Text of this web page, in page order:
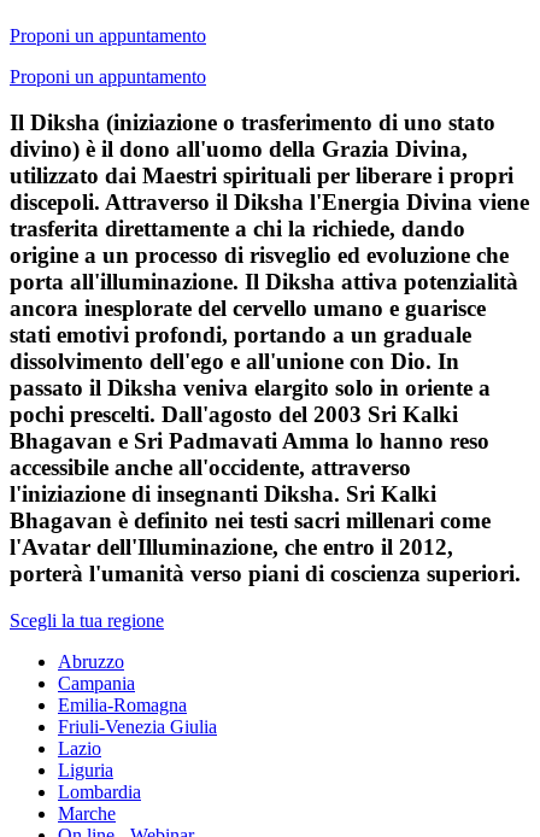
Proponi un appuntamento
Proponi un appuntamento
Il Diksha (iniziazione o trasferimento di uno stato
divino) è il dono all'uomo della Grazia Divina,
utilizzato dai Maestri spirituali per liberare i propri
discepoli. Attraverso il Diksha l'Energia Divina viene
trasferita direttamente a chi la richiede, dando
origine a un processo di risveglio ed evoluzione che
porta all'illuminazione. Il Diksha attiva potenzialità
ancora inesplorate del cervello umano e guarisce
stati emotivi profondi, portando a un graduale
dissolvimento dell'ego e all'unione con Dio. In
passato il Diksha veniva elargito solo in oriente a
pochi prescelti. Dall'agosto del 2003 Sri Kalki
Bhagavan e Sri Padmavati Amma lo hanno reso
accessibile anche all'occidente, attraverso
l'iniziazione di insegnanti Diksha. Sri Kalki
Bhagavan è definito nei testi sacri millenari come
l'Avatar dell'Illuminazione, che entro il 2012,
porterà l'umanità verso piani di coscienza superiori.
Scegli la tua regione
Abruzzo
Campania
Emilia-Romagna
Friuli-Venezia Giulia
Lazio
Liguria
Lombardia
Marche